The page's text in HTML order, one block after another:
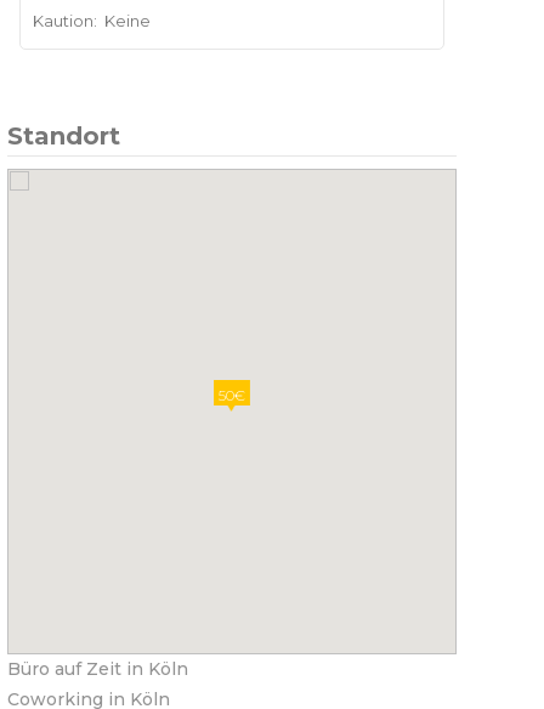
Kaution: Keine
Standort
50€
Büro auf Zeit in Köln
Coworking in Köln